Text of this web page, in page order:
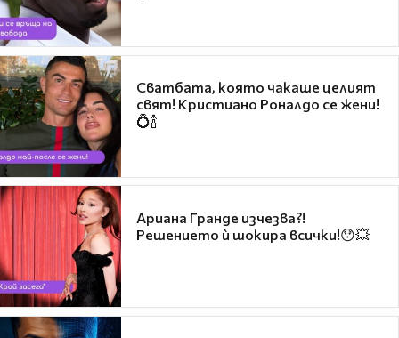
Сватбата, която чакаше целият
свят! Кристиано Роналдо се жени!
💍🍾
Ариана Гранде изчезва?!
Решението ѝ шокира всички!😯💥